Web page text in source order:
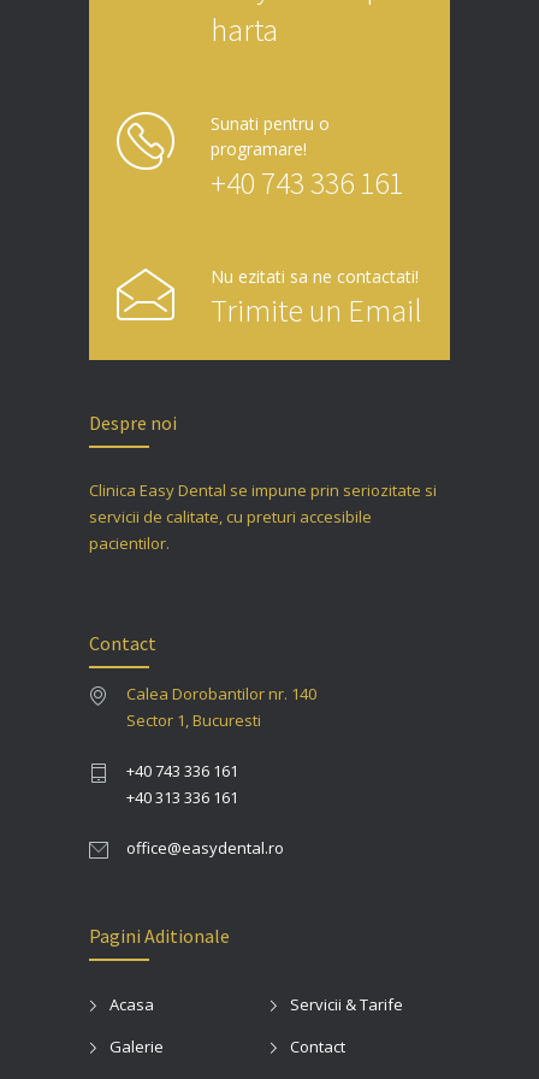
harta
Sunati pentru o
programare!
+40 743 336 161
Nu ezitati sa ne contactati!
Trimite un Email
Despre noi
Clinica Easy Dental se impune prin seriozitate si
servicii de calitate, cu preturi accesibile
pacientilor.
Contact
Calea Dorobantilor nr. 140
Sector 1, Bucuresti
+40 743 336 161
+40 313 336 161
office@easydental.ro
Pagini Aditionale
Acasa
Servicii & Tarife
Galerie
Contact